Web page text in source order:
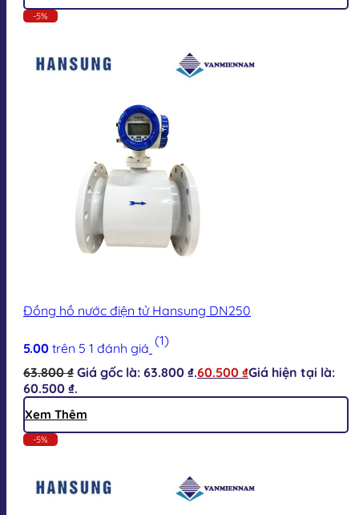
-5%
Đồng hồ nước điện tử Hansung DN250
5.00 trên 5 1 đánh giá (1)
63.800₫ Giá gốc là: 63.800 ₫.60.500 ₫Giá hiện tại là:
60.500 ₫.
Xem Thêm
-5%